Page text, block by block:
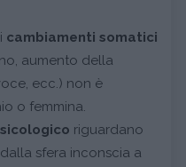
cambiamenti somatici
aumento della
ecc.) non è
o femmina.
riguardano
sfera inconscia a